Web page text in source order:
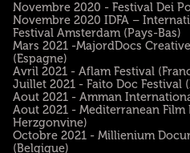
Novembre 2020 - Festival Dei
Novembre 2020 IDFA –
Festival Amsterdam (Pays-Bas)
Mars 2021 -MajordDocs
(Espagne)
Avril 2021 - Aflam Festival
Juillet 2021 - Faito Doc Festival
Aout 2021 - Amman
Aout 2021 - Mediterranean Film
Herzgonvine)
Octobre 2021 - Millienium
(Belgique)